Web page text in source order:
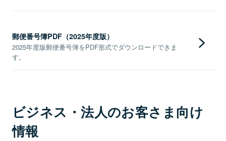
郵便番号簿PDF（2025年度版）
2025年度版郵便番号簿をPDF形式でダウンロードできま
す。
ビジネス・法人のお客さま向け
情報